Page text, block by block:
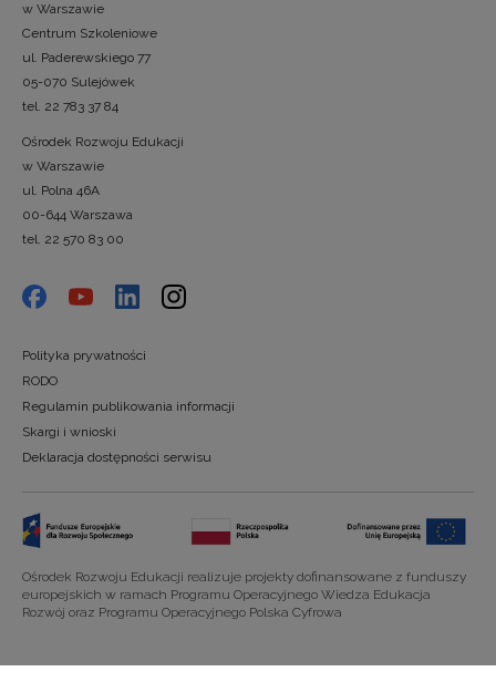
w Warszawie
Centrum Szkoleniowe
ul. Paderewskiego 77
05-070 Sulejówek
tel. 22 783 37 84
Ośrodek Rozwoju Edukacji
w Warszawie
ul. Polna 46A
00-644 Warszawa
tel. 22 570 83 00
Polityka prywatności
RODO
Regulamin publikowania informacji
Skargi i wnioski
Deklaracja dostępności serwisu
Ośrodek Rozwoju Edukacji realizuje projekty dofinansowane z funduszy
europejskich w ramach Programu Operacyjnego Wiedza Edukacja
Rozwój oraz Programu Operacyjnego Polska Cyfrowa